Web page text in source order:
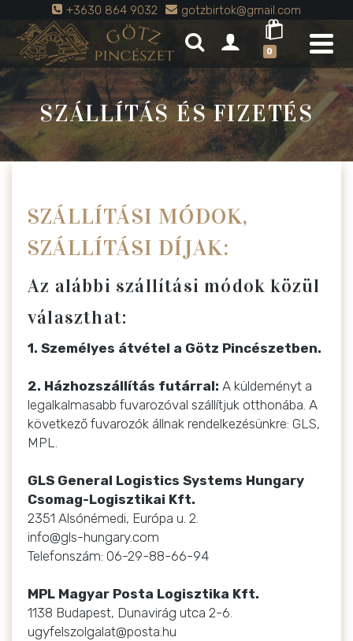
+3630 864 9032 gotzbirtok@gmail.com
0
SZÁLLÍTÁS ÉS FIZETÉS
SZÁLLÍTÁSI MÓDOK,
SZÁLLÍTÁSI DÍJAK:
Az alábbi szállítási módok közül
választhat:
1. Személyes átvétel a Götz Pincészetben.
2. Házhozszállítás futárral: A küldeményt a
legalkalmasabb fuvarozóval szállítjuk otthonába. A
következő fuvarozók állnak rendelkezésünkre: GLS,
MPL.
GLS General Logistics Systems Hungary
Csomag-Logisztikai Kft.
2351 Alsónémedi, Európa u. 2.
info@gls-hungary.com
Telefonszám: 06-29-88-66-94
MPL Magyar Posta Logisztika Kft.
1138 Budapest, Dunavirág utca 2-6.
ugyfelszolgalat@posta.hu